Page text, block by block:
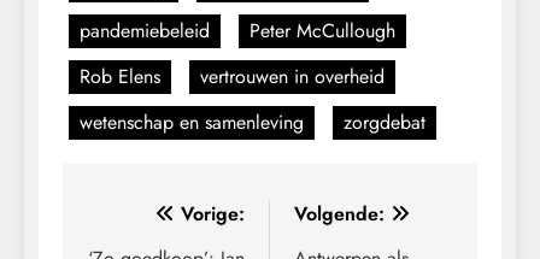
pandemiebeleid
Peter McCullough
Rob Elens
vertrouwen in overheid
wetenschap en samenleving
zorgdebat
BerichtVorige:
Volgende: